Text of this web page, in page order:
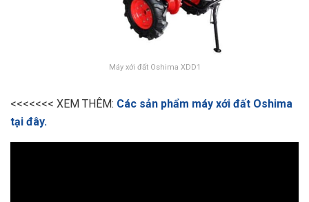
Máy xới đất Oshima XDD1
<<<<<<< XEM THÊM: Các sản phẩm máy xới đất Oshima
tại đây.